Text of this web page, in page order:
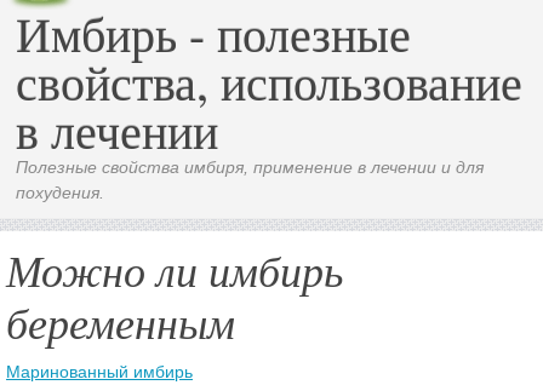
Имбирь - полезные
свойства, использование
в лечении
Полезные свойства имбиря, применение в лечении и для
похудения.
Можно ли имбирь
беременным
Маринованный имбирь